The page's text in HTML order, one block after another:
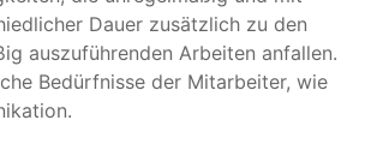
Dauer zusätzlich zu den
auszuführenden Arbeiten anfallen.
Bedürfnisse der Mitarbeiter, wie